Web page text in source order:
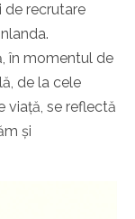
de recrutare
în momentul de
de la cele
viață, se reflectă
și